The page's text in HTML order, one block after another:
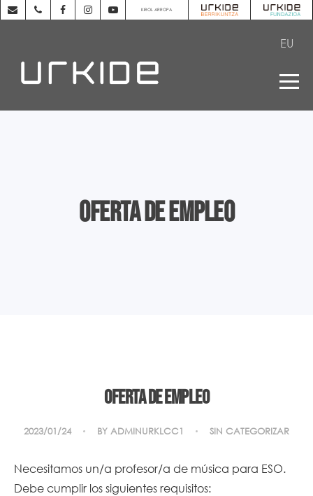
KIROL ARROPA
EU
Oferta de empleo
Oferta de empleo
2023/01/24 BY ADMINURKLCC1 SIN CATEGORIZAR
Necesitamos un/a profesor/a de música para ESO.
Debe cumplir los siguientes requisitos: